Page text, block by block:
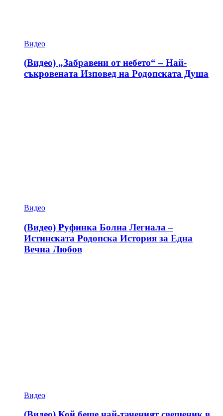
Видео
(Видео) „Забравени от небето“ – Най-
съкровената Изповед на Родопската Душа
Видео
(Видео) Руфинка Болна Легнала –
Истинската Родопска История за Една
Вечна Любов
Видео